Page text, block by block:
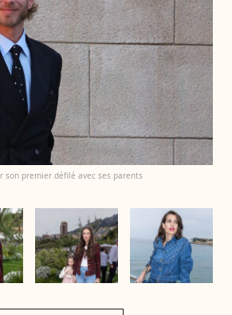
son premier défilé avec ses parents